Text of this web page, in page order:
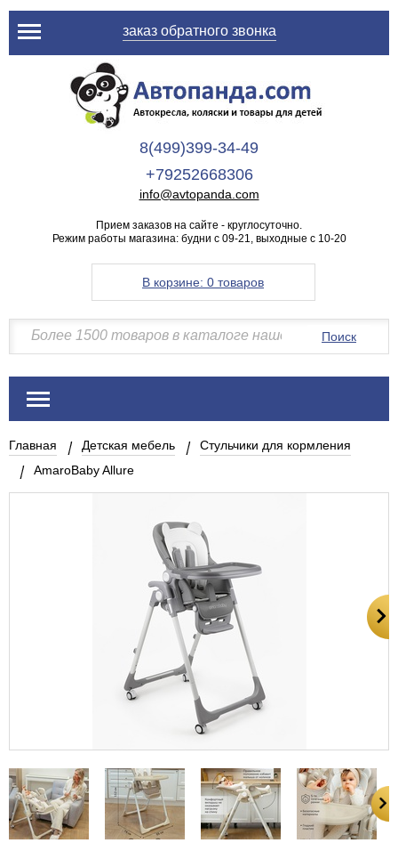
заказ обратного звонка
8(499)399-34-49
+79252668306
info@avtopanda.com
Прием заказов на сайте - круглосуточно.
Режим работы магазина: будни с 09-21, выходные с 10-20
В корзине: 0 товаров
Поиск
Главная Детская мебель
Стульчики для кормления
AmaroBaby Allure